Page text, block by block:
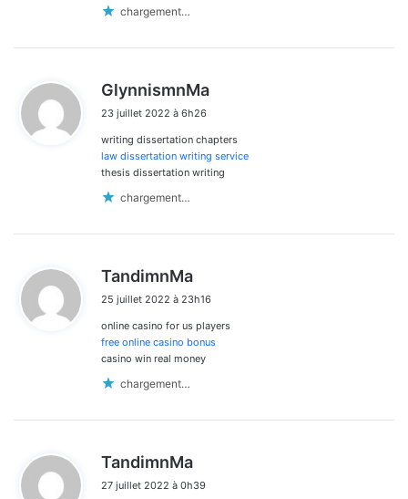
chargement…
GlynnismnMa
:
23 juillet 2022 à 6h26
writing dissertation chapters
law dissertation writing service
thesis dissertation writing
chargement…
TandimnMa
t
:
25 juillet 2022 à 23h16
online casino for us players
free online casino bonus
casino win real money
chargement…
TandimnMa
t
27 juillet 2022 à 0h39